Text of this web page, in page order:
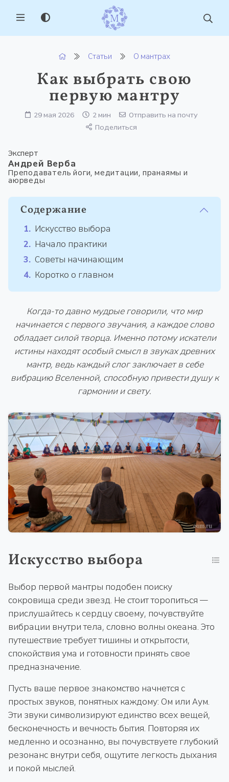
MENU
Статьи О мантрах
Как выбрать свою
первую мантру
29 мая 2026 2 мин
Отправить на почту
Поделиться
Эксперт
Андрей Верба
Преподаватель йоги, медитации, пранаямы и
аюрведы
Содержание
Искусство выбора
Начало практики
Советы начинающим
Коротко о главном
Когда-то давно мудрые говорили, что мир
начинается с первого звучания, а каждое слово
обладает силой творца. Именно потому искатели
истины находят особый смысл в звуках древних
мантр, ведь каждый слог заключает в себе
вибрацию Вселенной, способную привести душу к
гармонии и свету.
Искусство выбора
Выбор первой мантры подобен поиску
сокровища среди звезд. Не стоит торопиться —
прислушайтесь к сердцу своему, почувствуйте
вибрации внутри тела, словно волны океана. Это
путешествие требует тишины и открытости,
спокойствия ума и готовности принять свое
предназначение.
Пусть ваше первое знакомство начнется с
простых звуков, понятных каждому: Ом или Аум.
Эти звуки символизируют единство всех вещей,
бесконечность и вечность бытия. Повторяя их
медленно и осознанно, вы почувствуете глубокий
резонанс внутри себя, ощутите легкость дыхания
и покой мыслей.